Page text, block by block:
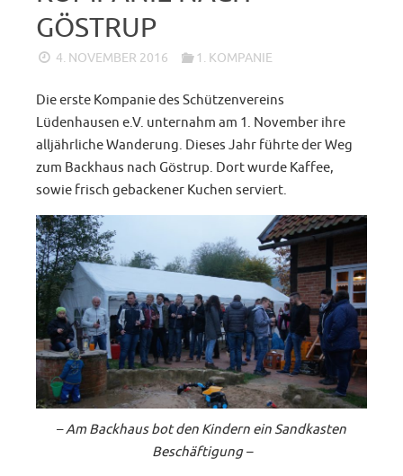
GÖSTRUP
4. NOVEMBER 2016 1. KOMPANIE
Die erste Kompanie des Schützenvereins
Lüdenhausen e.V. unternahm am 1. November ihre
alljährliche Wanderung. Dieses Jahr führte der Weg
zum Backhaus nach Göstrup. Dort wurde Kaffee,
sowie frisch gebackener Kuchen serviert.
–Am Backhaus bot den Kindern ein Sandkasten
Beschäftigung –